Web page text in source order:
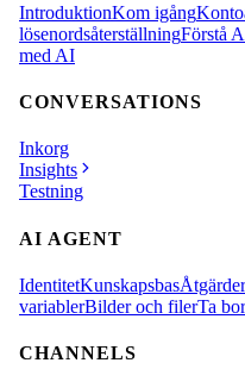
IntroduktionKom igång
lösenordsåterställningFörstå
med AI
CONVERSATIONS
Inkorg
Insights
Testning
AI AGENT
IdentitetKunskapsbasÅtgärder
variablerBilder och filerTa
CHANNELS